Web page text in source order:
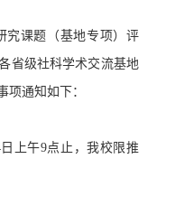
究课题（基地专项）评
省级社科学术交流基地
项通知如下：
上午9点止，我校限推